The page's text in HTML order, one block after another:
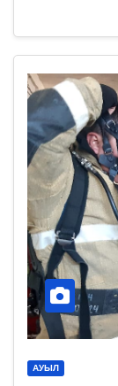
АУЫЛ